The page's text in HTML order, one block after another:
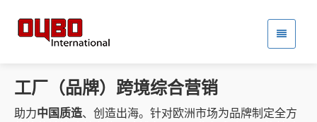
工厂（品牌）跨境综合营销
助力中国质造、创造出海。针对欧洲市场为品牌制定全方